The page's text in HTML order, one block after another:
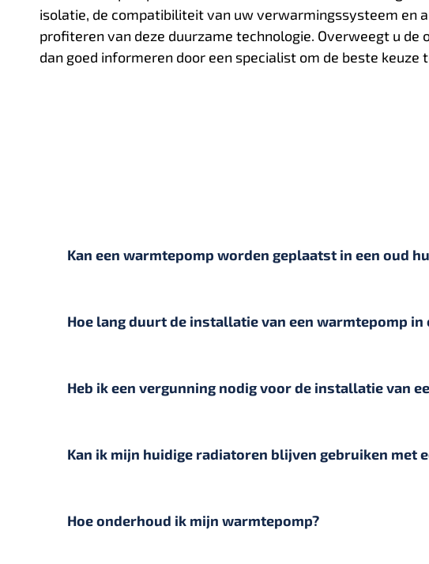
isolatie, de compatibiliteit van uw verwarmingssysteem en
profiteren van deze duurzame technologie. Overweegt u de
dan goed informeren door een specialist om de beste keuze
Kan een warmtepomp worden geplaatst in een oud
Hoe lang duurt de installatie van een warmtepomp in
Heb ik een vergunning nodig voor de installatie van
Kan ik mijn huidige radiatoren blijven gebruiken met
Hoe onderhoud ik mijn warmtepomp?